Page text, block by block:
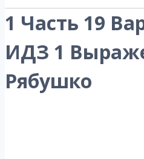
1 Часть 19
ИДЗ 1
Рябушко